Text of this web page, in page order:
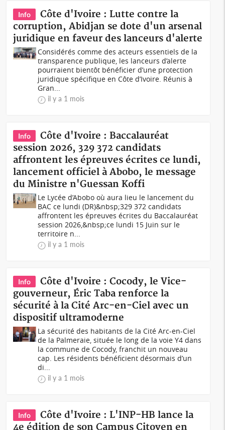
Info
Côte d'Ivoire : Lutte contre la
corruption, Abidjan se dote d'un arsenal
juridique en faveur des lanceurs d'alerte
Considérés comme des acteurs essentiels de la
transparence publique, les lanceurs d’alerte
pourraient bientôt bénéficier d’une protection
juridique spécifique en Côte d’Ivoire. Réunis à
Gran...
il y a 1 mois
Info
Côte d'Ivoire : Baccalauréat
session 2026, 329 372 candidats
affrontent les épreuves écrites ce lundi,
lancement officiel à Abobo, le message
du Ministre n'Guessan Koffi
Le Lycée d’Abobo où aura lieu le lancement du
BAC ce lundi (DR)&nbsp;329 372 candidats
affrontent les épreuves écrites du Baccalauréat
session 2026,&nbsp;ce lundi 15 Juin sur le
territoire n...
il y a 1 mois
Info
Côte d'Ivoire : Cocody, le Vice-
gouverneur, Éric Taba renforce la
sécurité à la Cité Arc-en-Ciel avec un
dispositif ultramoderne
La sécurité des habitants de la Cité Arc-en-Ciel
de la Palmeraie, située le long de la voie Y4 dans
la commune de Cocody, franchit un nouveau
cap. Les résidents bénéficient désormais d’un
di...
il y a 1 mois
Info
Côte d'Ivoire : L'INP-HB lance la
4e édition de son Campus Citoyen en